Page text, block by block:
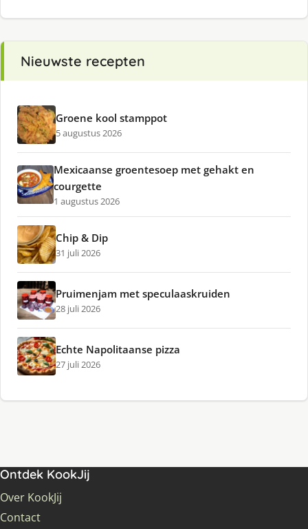
Nieuwste recepten
Groene kool stamppot
5 augustus 2026
Mexicaanse groentesoep met gehakt en
courgette
1 augustus 2026
Chip & Dip
31 juli 2026
Pruimenjam met speculaaskruiden
28 juli 2026
Echte Napolitaanse pizza
27 juli 2026
Ontdek KookJij
Over KookJij
Contact